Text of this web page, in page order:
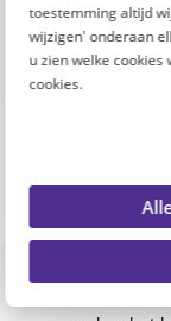
toestemming altijd
wijzigen' onderaan
u zien welke cookies
cookies.
Onze